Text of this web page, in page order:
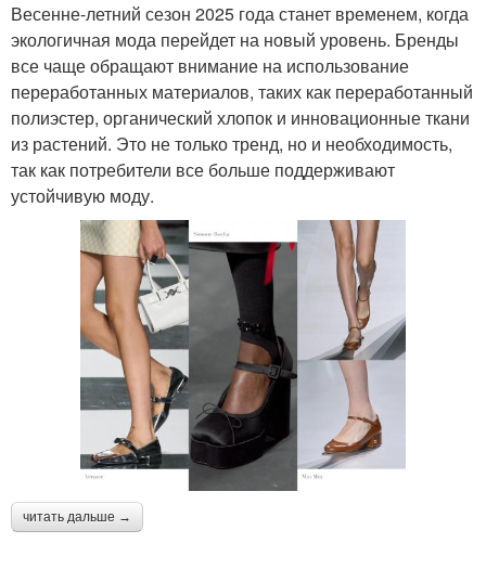
Весенне-летний сезон 2025 года станет временем, когда
экологичная мода перейдет на новый уровень. Бренды
все чаще обращают внимание на использование
переработанных материалов, таких как переработанный
полиэстер, органический хлопок и инновационные ткани
из растений. Это не только тренд, но и необходимость,
так как потребители все больше поддерживают
устойчивую моду.
читать дальше →